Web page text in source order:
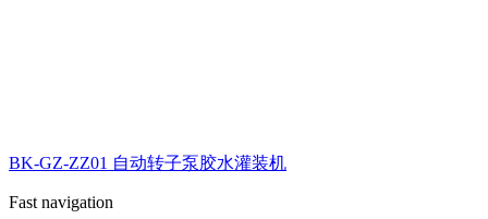
BK-GZ-ZZ01 自动转子泵胶水灌装机
Fast navigation